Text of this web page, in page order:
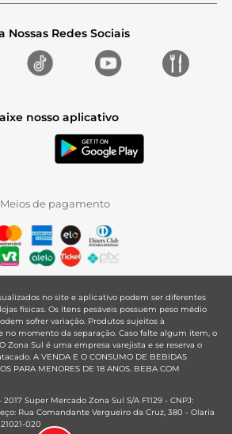
Nossas Redes Sociais
nosso aplicativo
Meios de pagamento
no site e aplicativo podem ser diferentes
físicas. Os itens pesáveis possuem peso médio
sofrer variação. Produtos sujeitos à
momento da separação. Caso falte algum item, o
Zona Sul é uma empresa varejista e se reserva o
A VENDA E O CONSUMO DE BEBIDAS
PARA MENORES DE 18 ANOS. BEBA COM
Super Mercado Zona Sul S/A F1129 - CNPJ:
Rua Comandante Vergueiro da Cruz, 380 - Olaria
020